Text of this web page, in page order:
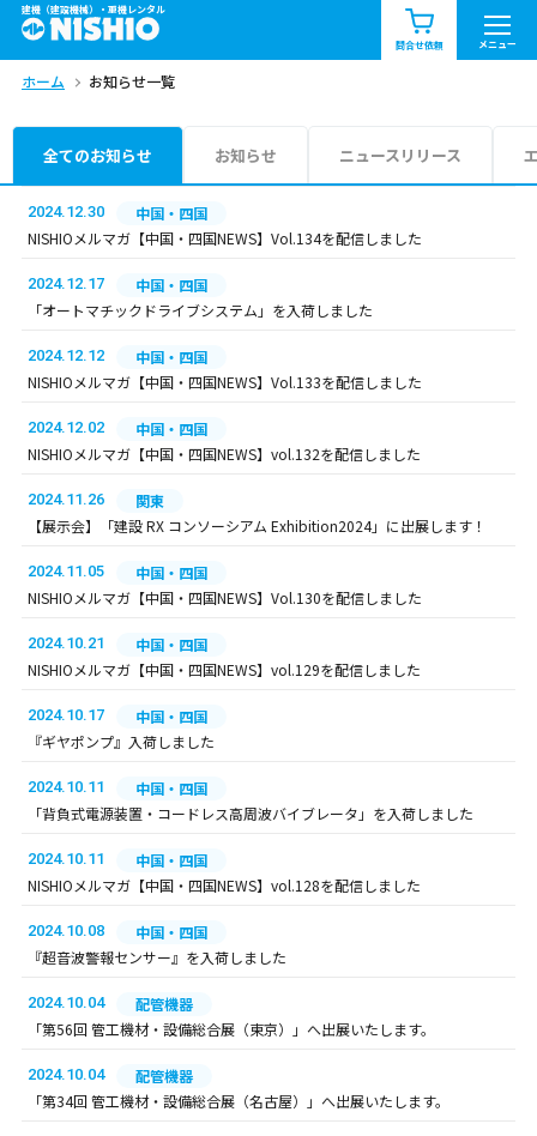
建機（建設機械）・重機レンタル
問合せ依頼 メニュー
商品一覧 お知らせ一覧
問合せ依頼リスト
エリア情報を見る
ホーム お知らせ一覧
全てのお知らせ お知らせ ニュースリリース
2024.12.30
中国・四国
NISHIOメルマガ【中国・四国NEWS】Vol.134を配信しました
2024.12.17
中国・四国
「オートマチックドライブシステム」を入荷しました
2024.12.12
中国・四国
NISHIOメルマガ【中国・四国NEWS】Vol.133を配信しました
2024.12.02
中国・四国
NISHIOメルマガ【中国・四国NEWS】vol.132を配信しました
2024.11.26
関東
【展示会】「建設 RX コンソーシアム Exhibition2024」に出展します！
2024.11.05
中国・四国
NISHIOメルマガ【中国・四国NEWS】Vol.130を配信しました
2024.10.21
中国・四国
NISHIOメルマガ【中国・四国NEWS】vol.129を配信しました
2024.10.17
中国・四国
『ギヤポンプ』入荷しました
2024.10.11
中国・四国
「背負式電源装置・コードレス高周波バイブレータ」を入荷しました
2024.10.11
中国・四国
NISHIOメルマガ【中国・四国NEWS】vol.128を配信しました
2024.10.08
中国・四国
『超音波警報センサー』を入荷しました
2024.10.04
配管機器
「第56回 管工機材・設備総合展（東京）」へ出展いたします。
2024.10.04
配管機器
「第34回 管工機材・設備総合展（名古屋）」へ出展いたします。